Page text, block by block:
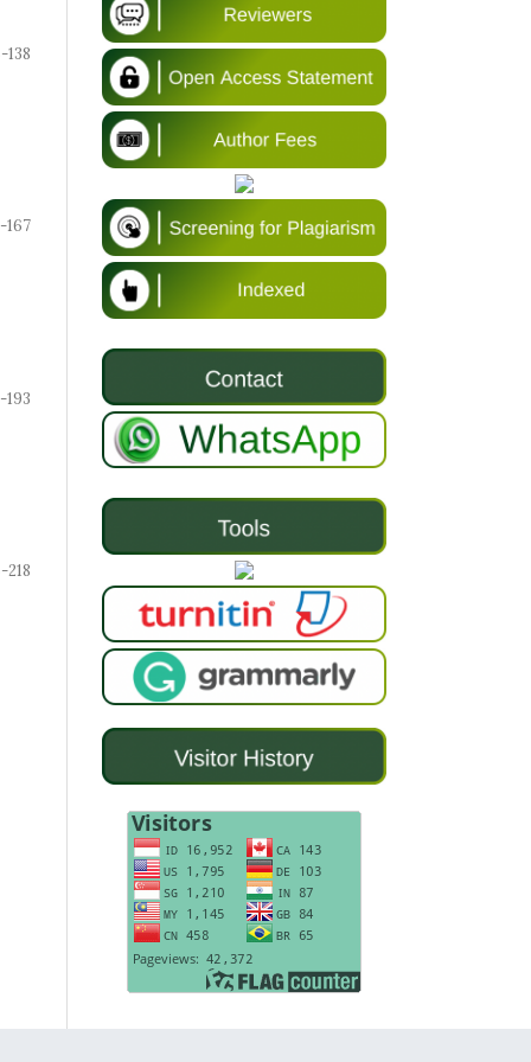
138
167
193
218